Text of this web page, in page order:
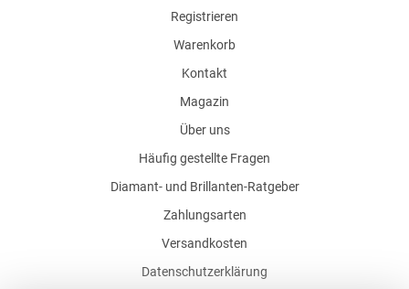
Registrieren
Warenkorb
Kontakt
Magazin
Über uns
Häufig gestellte Fragen
Diamant- und Brillanten-Ratgeber
Zahlungsarten
Versandkosten
Datenschutzerklärung